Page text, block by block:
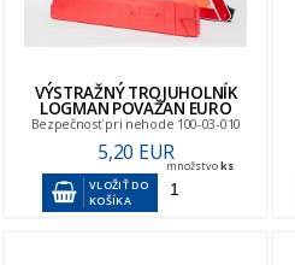
VÝSTRAŽNÝ TROJUHOLNÍK
LOGMAN POVAŽAN EURO
Bezpečnosť pri nehode 100-03-010
5,20 EUR
VLOŽIŤ DO
KOŠÍKA
množstvoks